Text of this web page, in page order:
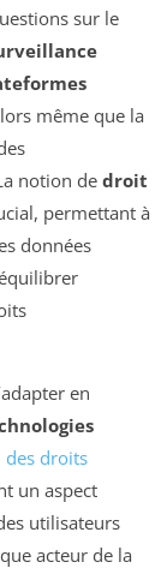
sur le
même que la
notion dedroit
permettant à
données
en
droits
un aspect
utilisateurs
acteur de la